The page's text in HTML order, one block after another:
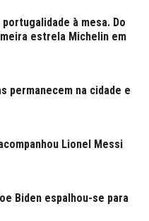
à mesa. Do
estrela Michelin em
permanecem na cidade e
Lionel Messi
Biden espalhou-se para